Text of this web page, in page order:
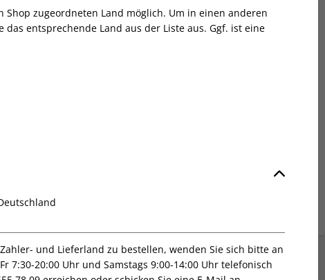
in
Verkauf durch
G+J Verlagsgruppe
ABO-VORTEILE
zugeordneten Land möglich. Um in einen anderen
entsprechende Land aus der Liste aus. Ggf. ist eine
und Lieferland zu bestellen, wenden Sie sich bitte an
7:30-20:00 Uhr und Samstags 9:00-14:00 Uhr telefonisch